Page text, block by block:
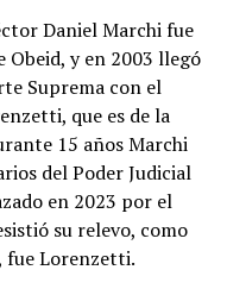
Daniel Marchi fue
y en 2003 llegó
Suprema con el
que es de la
15 años Marchi
del Poder Judicial
en 2023 por el
su relevo, como
fue Lorenzetti.